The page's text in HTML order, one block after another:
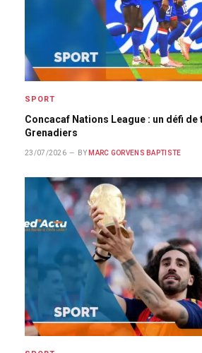
SPORT
Concacaf Nations League : un défi
Grenadiers
23/07/2026 BY MARC GORVENS BAPTISTE